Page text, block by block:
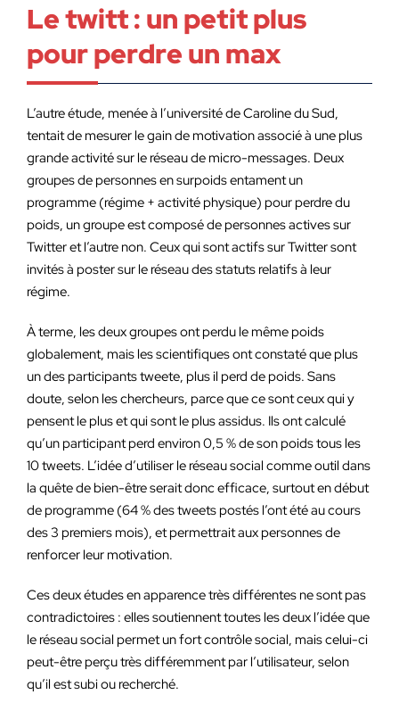
Le twitt : un petit plus
pour perdre un max
L’autre étude, menée à l’université de Caroline du Sud,
tentait de mesurer le gain de motivation associé à une plus
grande activité sur le réseau de micro-messages. Deux
groupes de personnes en surpoids entament un
programme (régime + activité physique) pour perdre du
poids, un groupe est composé de personnes actives sur
Twitter et l’autre non. Ceux qui sont actifs sur Twitter sont
invités à poster sur le réseau des statuts relatifs à leur
régime.
À terme, les deux groupes ont perdu le même poids
globalement, mais les scientifiques ont constaté que plus
un des participants tweete, plus il perd de poids. Sans
doute, selon les chercheurs, parce que ce sont ceux qui y
pensent le plus et qui sont le plus assidus. Ils ont calculé
qu’un participant perd environ 0,5 % de son poids tous les
10 tweets. L’idée d’utiliser le réseau social comme outil dans
la quête de bien-être serait donc efficace, surtout en début
de programme (64 % des tweets postés l’ont été au cours
des 3 premiers mois), et permettrait aux personnes de
renforcer leur motivation.
Ces deux études en apparence très différentes ne sont pas
contradictoires : elles soutiennent toutes les deux l’idée que
le réseau social permet un fort contrôle social, mais celui-ci
peut-être perçu très différemment par l’utilisateur, selon
qu’il est subi ou recherché.